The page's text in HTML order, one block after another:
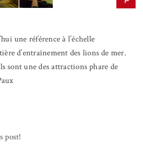
une référence à l’échelle
d’entraînement des lions de mer.
sont une des attractions phare de
post!